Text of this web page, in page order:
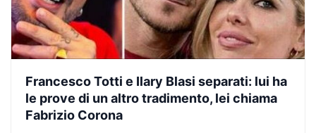
Francesco Totti e Ilary Blasi separati: lui ha
le prove di un altro tradimento, lei chiama
Fabrizio Corona